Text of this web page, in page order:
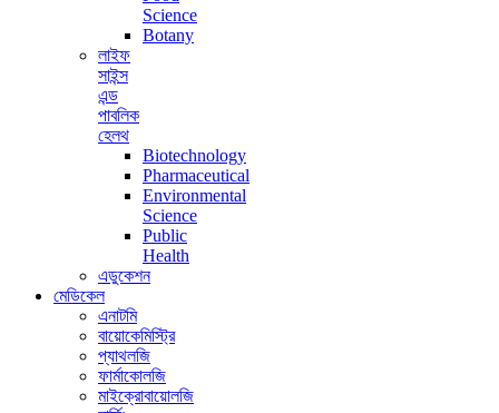
Science
Botany
লাইফ
সাইন্স
এন্ড
পাবলিক
হেলথ
Biotechnology
Pharmaceutical
Environmental
Science
Public
Health
এডুকেশন
মেডিকেল
এনাটমি
বায়োকেমিস্ট্রি
প্যাথলজি
ফার্মাকোলজি
মাইক্রোবায়োলজি